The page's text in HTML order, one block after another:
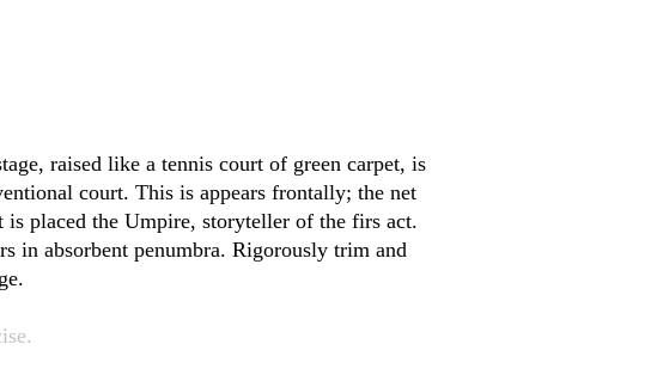
raised like a tennis court of green carpet, is
court. This is appears frontally; the net
placed the Umpire, storyteller of the firs act.
in absorbent penumbra. Rigorously trim and